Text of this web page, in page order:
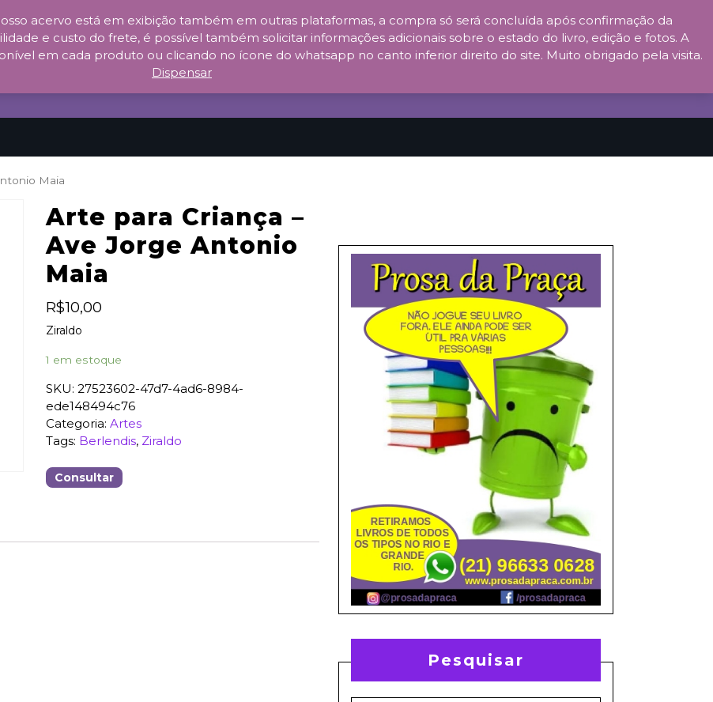
Maia
Arte para Criança –
Ave Jorge Antonio
Maia
R$10,00
Ziraldo
1 em estoque
SKU:27523602-47d7-4ad6-8984-
ede148494c76
Categoria:Artes
Tags: Berlendis, Ziraldo
Consultar
Pesquisar
acervo está em exibição também em outras plataformas, a compra só será concluída após confirmação da
e custo do frete, é possível também solicitar informações adicionais sobre o estado do livro, edição e fotos. A
em cada produto ou clicando no ícone do whatsapp no canto inferior direito do site. Muito obrigado pela visita.
Dispensar